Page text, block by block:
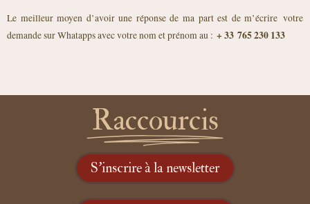
Le meilleur moyen d’avoir une réponse de ma part est de m’écrire votre
demande sur Whatapps avec votre nom et prénom au : + 33 765 230 133
Raccourcis
S'inscrire à la newsletter